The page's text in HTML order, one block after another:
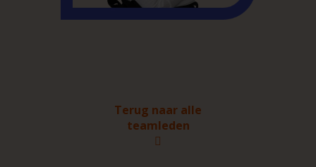
Terug naar alle
teamleden